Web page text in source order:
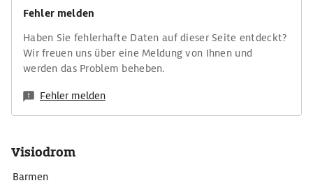
Fehler melden
Haben Sie fehlerhafte Daten auf dieser Seite entdeckt?
Wir freuen uns über eine Meldung von Ihnen und
werden das Problem beheben.
Fehler melden
Visiodrom
Barmen